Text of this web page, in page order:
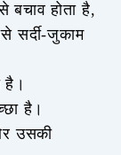
बचाव होता है,
सर्दी-जुकाम
है।
है।
उसकी